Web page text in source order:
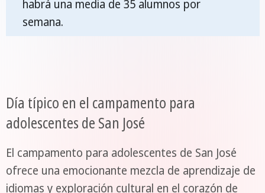
habrá una media de 35 alumnos por
semana.
Día típico en el campamento para
adolescentes de San José
El campamento para adolescentes de San José
ofrece una emocionante mezcla de aprendizaje de
idiomas y exploración cultural en el corazón de